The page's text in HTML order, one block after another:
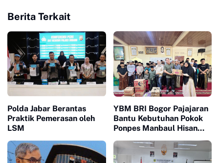
Berita Terkait
Polda Jabar Berantas
Praktik Pemerasan oleh
LSM
YBM BRI Bogor Pajajaran
Bantu Kebutuhan Pokok
Ponpes Manbaul Hisan
Santri